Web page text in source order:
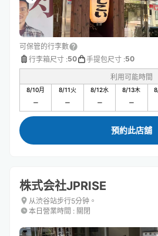
可保管的行李數
行李箱尺寸 :50 手提包尺寸 :50
利用可能時間
8/10月 8/11火 8/12水 8/13木
預約此店舖
株式会社JPRISE
从渋谷站步行5分钟。
本日營業時間 : 關閉